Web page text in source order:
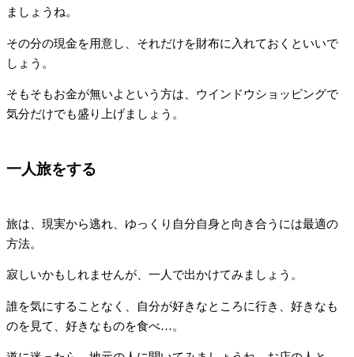
ましょうね。
その分の現金を用意し、それだけを財布に入れておくといいで
しょう。
そもそもお金が無いよという方は、ウインドウショッピングで
気分だけでも盛り上げましょう。
一人旅をする
旅は、現実から逃れ、ゆっくり自分自身と向き合うには最適の
方法。
寂しいかもしれませんが、一人で出かけてみましょう。
誰を気にすることなく、自分が好きなところに行き、好きなも
のを見て、好きなものを食べ…。